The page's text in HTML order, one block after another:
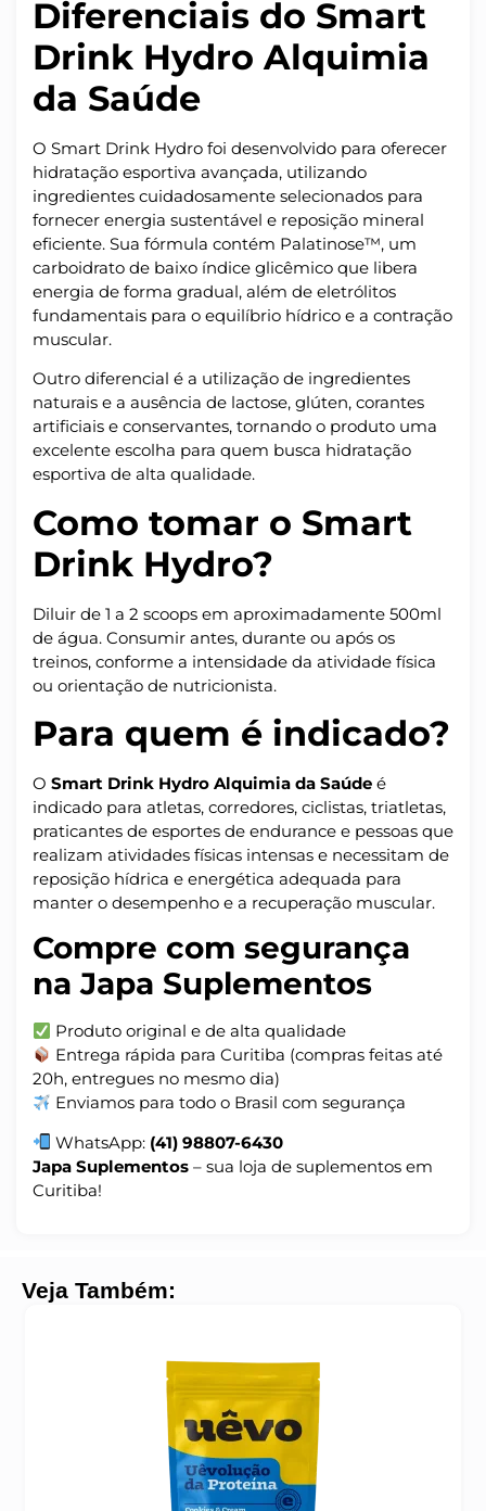
Diferenciais do Smart
Drink Hydro Alquimia
da Saúde
O Smart Drink Hydro foi desenvolvido para oferecer
hidratação esportiva avançada, utilizando
ingredientes cuidadosamente selecionados para
fornecer energia sustentável e reposição mineral
eficiente. Sua fórmula contém Palatinose™, um
carboidrato de baixo índice glicêmico que libera
energia de forma gradual, além de eletrólitos
fundamentais para o equilíbrio hídrico e a contração
muscular.
Outro diferencial é a utilização de ingredientes
naturais e a ausência de lactose, glúten, corantes
artificiais e conservantes, tornando o produto uma
excelente escolha para quem busca hidratação
esportiva de alta qualidade.
Como tomar o Smart
Drink Hydro?
Diluir de 1 a 2 scoops em aproximadamente 500ml
de água. Consumir antes, durante ou após os
treinos, conforme a intensidade da atividade física
ou orientação de nutricionista.
Para quem é indicado?
O Smart Drink Hydro Alquimia da Saúde é
indicado para atletas, corredores, ciclistas, triatletas,
praticantes de esportes de endurance e pessoas que
realizam atividades físicas intensas e necessitam de
reposição hídrica e energética adequada para
manter o desempenho e a recuperação muscular.
Compre com segurança
na Japa Suplementos
Produto original e de alta qualidade
Entrega rápida para Curitiba (compras feitas até
20h, entregues no mesmo dia)
Enviamos para todo o Brasil com segurança
WhatsApp: (41) 98807-6430
Japa Suplementos – sua loja de suplementos em
Curitiba!
Veja Também: